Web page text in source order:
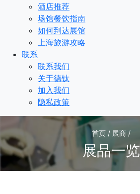
酒店推荐
场馆餐饮指南
如何到达展馆
上海旅游攻略
联系
联系我们
关于德钛
加入我们
隐私政策
首页 / 展商 /
展品一览